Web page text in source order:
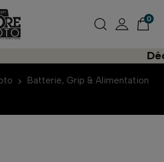
0
Batterie, Grip & Alimentation